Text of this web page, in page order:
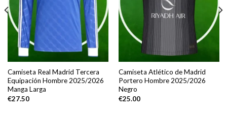
Camiseta Real Madrid Tercera
Equipación Hombre 2025/2026
Manga Larga
€27.50
Camiseta Atlético de Madrid
Portero Hombre 2025/2026
Negro
€25.00